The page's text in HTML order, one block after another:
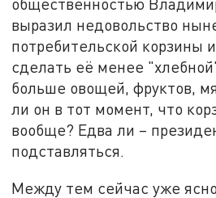
общественностью
выразил недовольство
потребительской корзины
сделать её менее
больше овощей, фруктов,
ли он в тот момент, что
вообще? Едва ли –
подставляться.
Между тем сейчас уже